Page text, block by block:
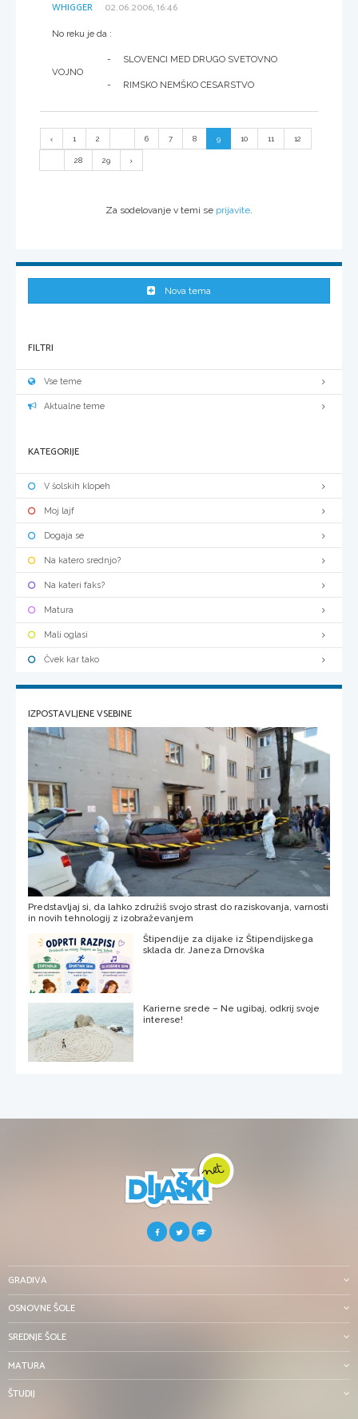
WHIGGER 02.06.2006, 16:46
No reku je da :
- SLOVENCI MED DRUGO SVETOVNO
VOJNO
- RIMSKO NEMŠKO CESARSTVO
1 2 6 7 8 9 10 11 12
28 29
Za sodelovanje v temi se prijavite
Nova tema
FILTRI
Vse teme
Aktualne teme
KATEGORIJE
V šolskih klopeh
Moj lajf
Dogaja se
Na katero srednjo?
Na kateri faks?
Matura
Mali oglasi
Čvek kar tako
IZPOSTAVLJENE VSEBINE
Predstavljaj si, da lahko združiš svojo strast do raziskovanja, varnosti
in novih tehnologij z izobraževanjem
Štipendije za dijake iz Štipendijskega
sklada dr. Janeza Drnovška
Karierne srede – Ne ugibaj, odkrij svoje
interese!
GRADIVA
OSNOVNE ŠOLE
SREDNJE ŠOLE
MATURA
ŠTUDIJ